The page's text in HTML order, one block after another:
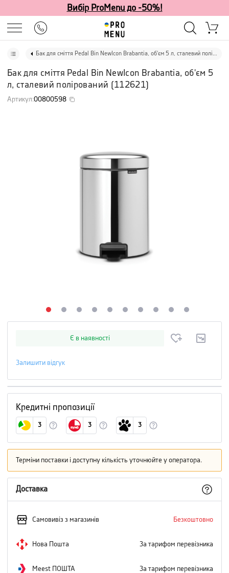
Вибір ProMenu до -50%!
Бак для сміття Pedal Bin NewIcon Brabantia, об'єм 5 л, сталевий полірований
Бак для сміття Pedal Bin NewIcon Brabantia, об'єм 5
л, сталевий полірований (112621)
Артикул:00800598
Є в наявності
Залишити відгук
Кредитні пропозиції
3 3 3
Терміни поставки і доступну кількість уточнюйте у оператора.
Доставка
Самовивіз з магазинів Безкоштовно
Нова Пошта За тарифом перевізника
Meest ПОШТА За тарифом перевізника